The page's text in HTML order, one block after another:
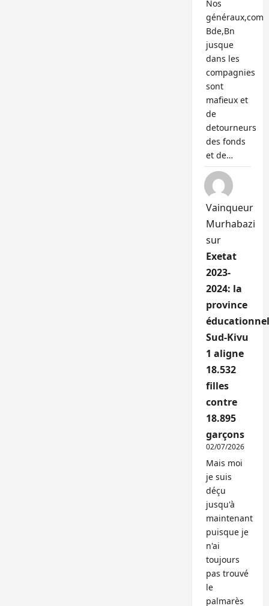
Nos
généraux,com
Bde,Bn
jusque
dans les
compagnies
sont
mafieux et
de
detourneurs
des fonds
et de…
Vainqueur
Murhabazi
sur
Exetat
2023-
2024: la
province
Sud-Kivu
1 aligne
18.532
filles
contre
18.895
garçons
02/07/2026
Mais moi
je suis
déçu
jusqu'à
maintenant
puisque je
n'ai
toujours
pas trouvé
le
palmarès